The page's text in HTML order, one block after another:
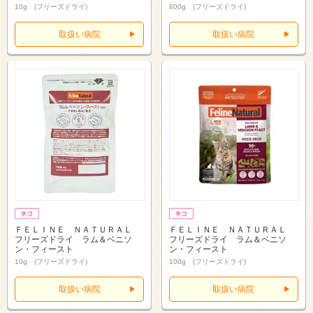
10g (フリーズドライ)
取扱い病院
800g (フリーズドライ)
取扱い病院
ＦＥＬＩＮＥ ＮＡＴＵＲＡＬ
フリーズドライ ラム＆ベニソ
ン・フィースト
10g (フリーズドライ)
取扱い病院
ＦＥＬＩＮＥ ＮＡＴＵＲＡＬ
フリーズドライ ラム＆ベニソ
ン・フィースト
100g (フリーズドライ)
取扱い病院